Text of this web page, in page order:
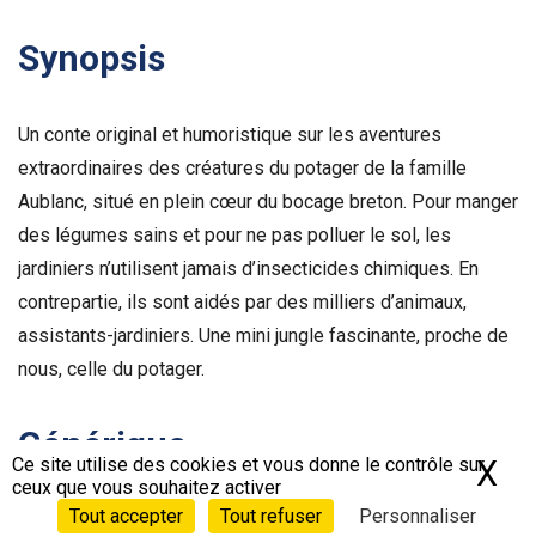
Synopsis
Un conte original et humoristique sur les aventures
extraordinaires des créatures du potager de la famille
Aublanc, situé en plein cœur du bocage breton. Pour manger
des légumes sains et pour ne pas polluer le sol, les
jardiniers n’utilisent jamais d’insecticides chimiques. En
contrepartie, ils sont aidés par des milliers d’animaux,
assistants-jardiniers. Une mini jungle fascinante, proche de
nous, celle du potager.
Générique
Réalisé par :
Jean-Yves Collet
Ce site utilise des cookies et vous donne le contrôle sur
ceux que vous souhaitez activer
Tout accepter
Tout refuser Personnaliser
X